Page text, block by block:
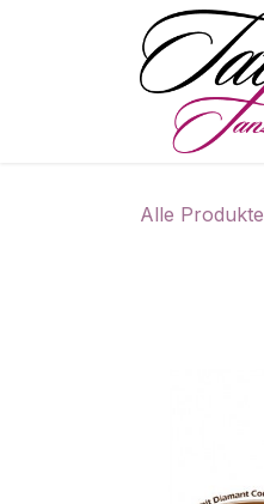
Zum Inhalt springen
Alle Produkte